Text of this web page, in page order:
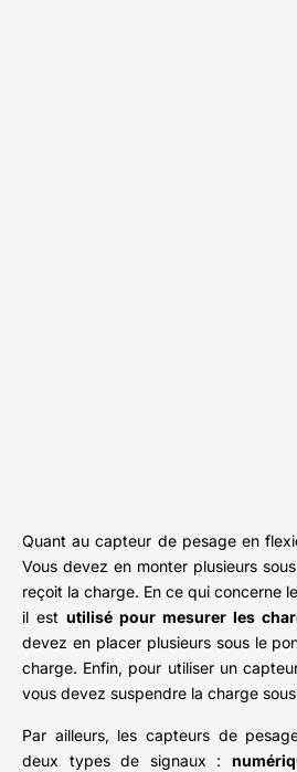
Quant au capteur de pesage en
Vous devez en monter plusieurs
reçoit la charge. En ce qui concerne
il est utilisé pour mesurer les
devez en placer plusieurs sous le
charge. Enfin, pour utiliser un
vous devez suspendre la charge
Par ailleurs, les capteurs de
deux types de signaux :